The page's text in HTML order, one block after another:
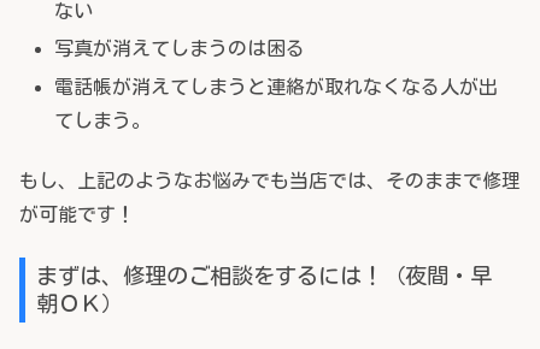
ない
写真が消えてしまうのは困る
電話帳が消えてしまうと連絡が取れなくなる人が出
てしまう。
もし、上記のようなお悩みでも当店では、そのままで修理
が可能です！
まずは、修理のご相談をするには！（夜間・早
朝ＯＫ）